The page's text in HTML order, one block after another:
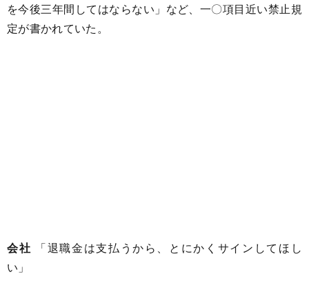
を今後三年間してはならない」など、一〇項目近い禁止規
定が書かれていた。
会社 「退職金は支払うから、とにかくサインしてほし
い」